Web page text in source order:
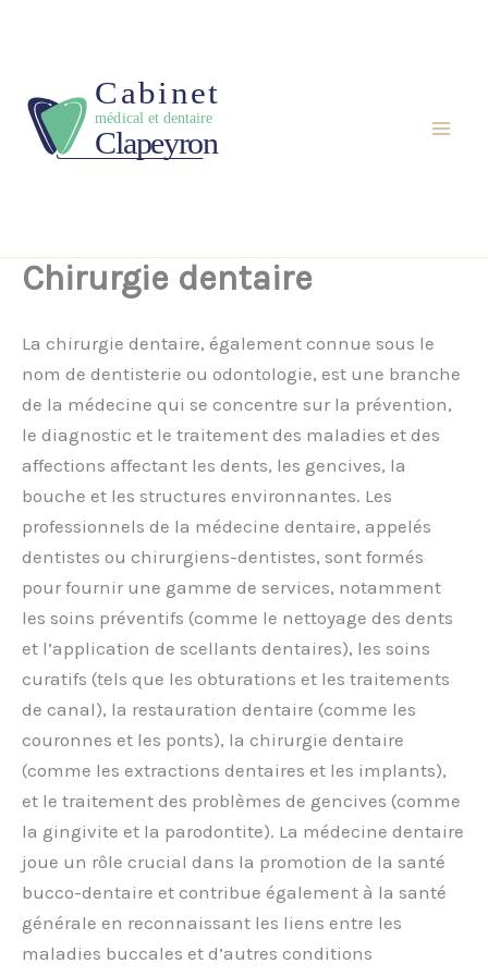
Chirurgie dentaire
La chirurgie dentaire, également connue sous le
nom de dentisterie ou odontologie, est une branche
de la médecine qui se concentre sur la prévention,
le diagnostic et le traitement des maladies et des
affections affectant les dents, les gencives, la
bouche et les structures environnantes. Les
professionnels de la médecine dentaire, appelés
dentistes ou chirurgiens-dentistes, sont formés
pour fournir une gamme de services, notamment
les soins préventifs (comme le nettoyage des dents
et l’application de scellants dentaires), les soins
curatifs (tels que les obturations et les traitements
de canal), la restauration dentaire (comme les
couronnes et les ponts), la chirurgie dentaire
(comme les extractions dentaires et les implants),
et le traitement des problèmes de gencives (comme
la gingivite et la parodontite). La médecine dentaire
joue un rôle crucial dans la promotion de la santé
bucco-dentaire et contribue également à la santé
générale en reconnaissant les liens entre les
maladies buccales et d’autres conditions